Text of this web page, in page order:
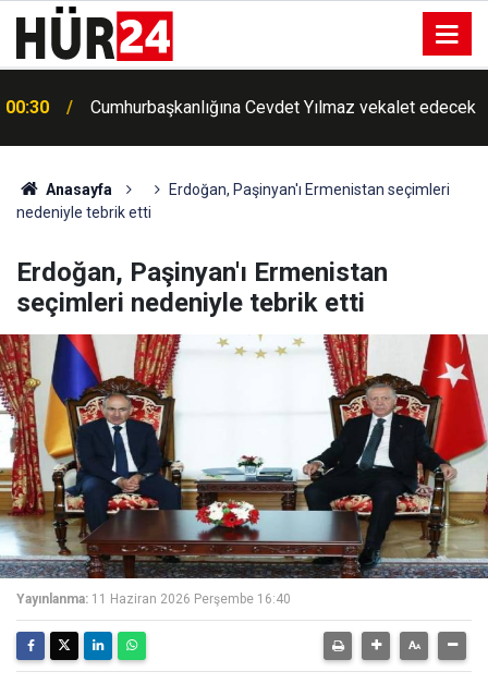
00:30 Cumhurbaşkanlığına Cevdet Yılmaz vekalet edecek
Anasayfa
Erdoğan, Paşinyan'ı Ermenistan seçimleri
nedeniyle tebrik etti
Erdoğan, Paşinyan'ı Ermenistan
seçimleri nedeniyle tebrik etti
Yayınlanma: 11 Haziran 2026 Perşembe 16:40